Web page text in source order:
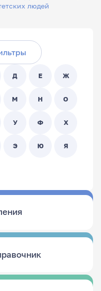
людей
Д Е Ж
М Н О
У Ф Х
Э Ю Я